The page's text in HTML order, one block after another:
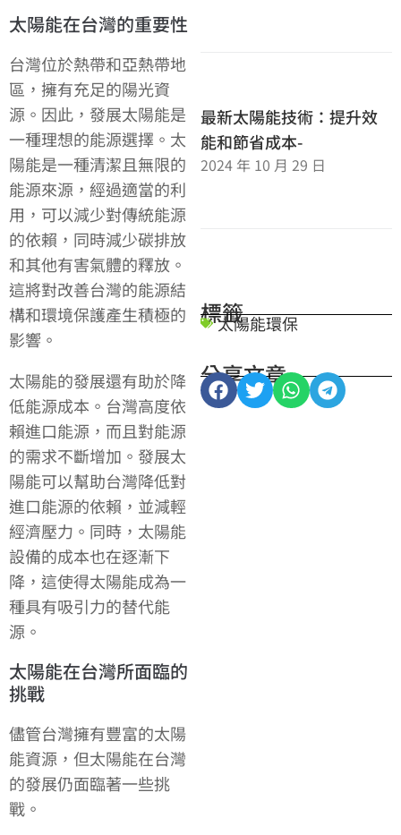
太陽能在台灣的重要性
台灣位於熱帶和亞熱帶地
區，擁有充足的陽光資
源。因此，發展太陽能是
一種理想的能源選擇。太
陽能是一種清潔且無限的
能源來源，經過適當的利
用，可以減少對傳統能源
的依賴，同時減少碳排放
和其他有害氣體的釋放。
這將對改善台灣的能源結
構和環境保護產生積極的
影響。
太陽能的發展還有助於降
低能源成本。台灣高度依
賴進口能源，而且對能源
的需求不斷增加。發展太
陽能可以幫助台灣降低對
進口能源的依賴，並減輕
經濟壓力。同時，太陽能
設備的成本也在逐漸下
降，這使得太陽能成為一
種具有吸引力的替代能
源。
太陽能在台灣所面臨的
挑戰
儘管台灣擁有豐富的太陽
能資源，但太陽能在台灣
的發展仍面臨著一些挑
戰。
最新太陽能技術：提升效
能和節省成本-
2024 年 10 月 29 日
標籤
太陽能環保
分享文章